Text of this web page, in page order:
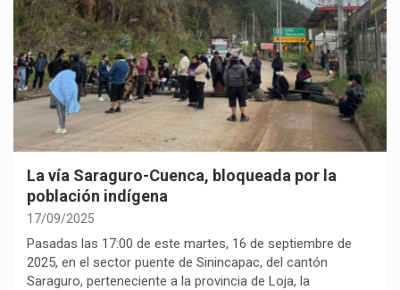
La vía Saraguro-Cuenca, bloqueada por la
población indígena
17/09/2025
Pasadas las 17:00 de este martes, 16 de septiembre de
2025, en el sector puente de Sinincapac, del cantón
Saraguro, perteneciente a la provincia de Loja, la